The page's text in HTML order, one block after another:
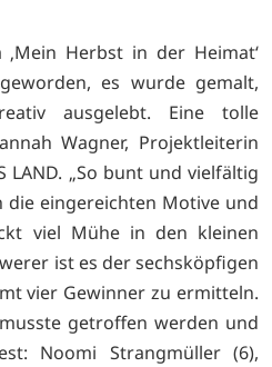
Herbst in der Heimat‘
es wurde gemalt,
ausgelebt. Eine tolle
Wagner, Projektleiterin
LAND. „So bunt und vielfältig
eingereichten Motive und
viel Mühe in den kleinen
ist es der sechsköpfigen
vier Gewinner zu ermitteln.
getroffen werden und
Noomi Strangmüller (6),